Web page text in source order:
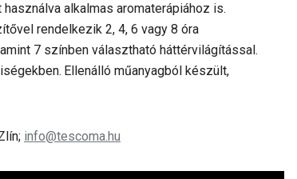
alkalmas aromaterápiához is.
rendelkezik 2, 4, 6 vagy 8 óra
7 színben választható háttérvilágítással.
Ellenálló műanyagból készült,
info@tescoma.hu